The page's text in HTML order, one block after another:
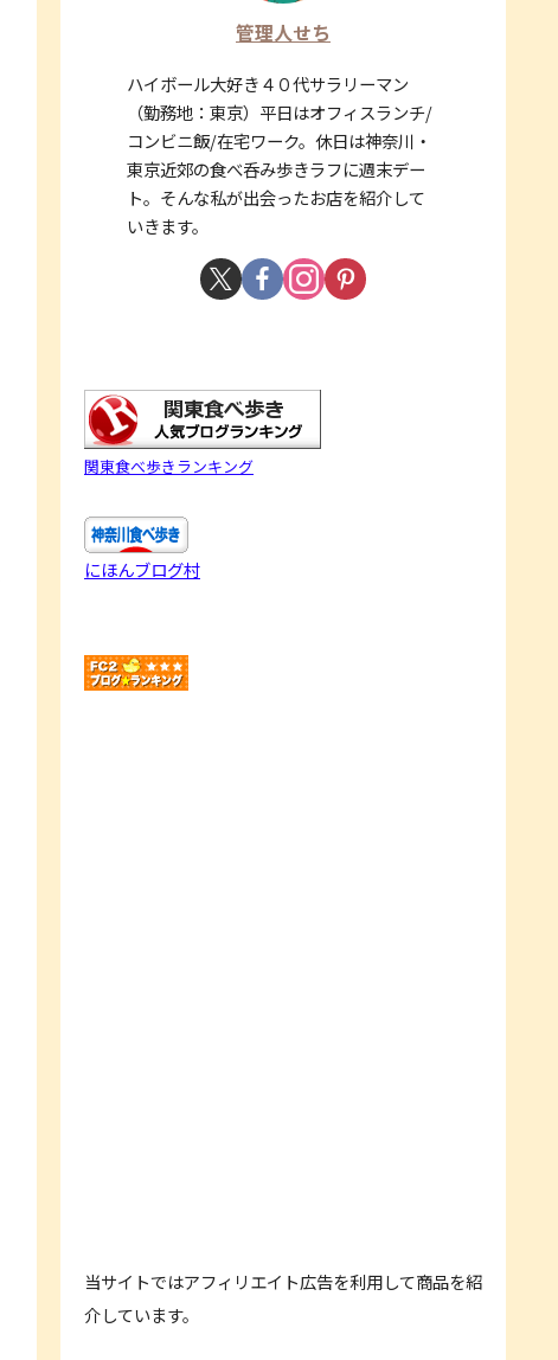
管理人せち
ハイボール大好き４０代サラリーマン
（勤務地：東京）平日はオフィスランチ/
コンビニ飯/在宅ワーク。休日は神奈川・
東京近郊の食べ呑み歩きラフに週末デー
ト。そんな私が出会ったお店を紹介して
いきます。
関東食べ歩きランキング
にほんブログ村
当サイトではアフィリエイト広告を利用して商品を紹
介しています。